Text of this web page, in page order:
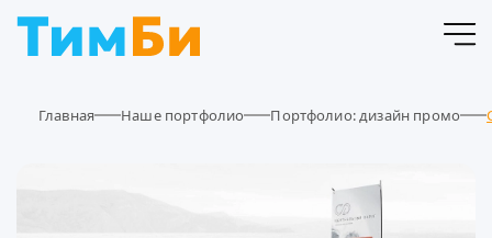
Главная Наше портфолио Портфолио: дизайн промо